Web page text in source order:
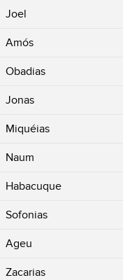
Joel
Amós
Obadias
Jonas
Miquéias
Naum
Habacuque
Sofonias
Ageu
Zacarias